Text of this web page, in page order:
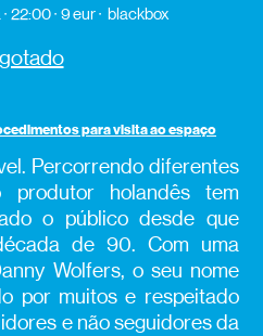
22:00 9 eur blackbox
para visita ao espaço
Percorrendo diferentes
produtor holandês tem
o público desde que
de 90. Com uma
Wolfers, o seu nome
por muitos e respeitado
e não seguidores da